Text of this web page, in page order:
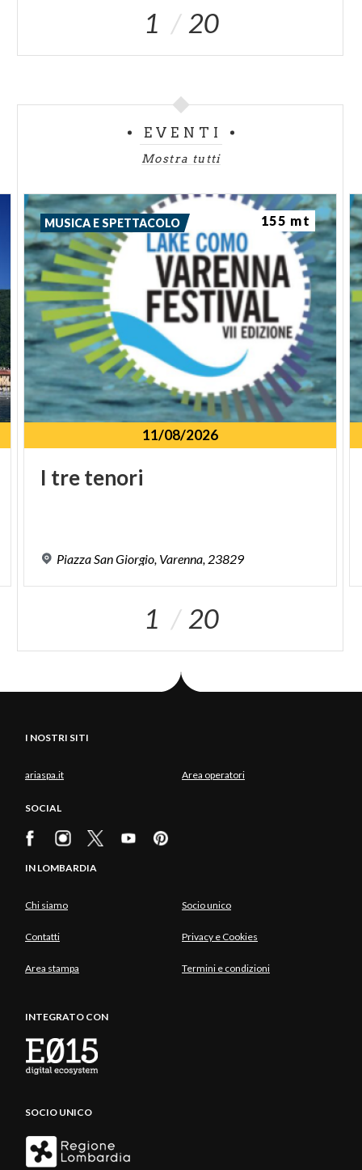
1 20
EVENTI
Mostra tutti
11/08/2026
I tretenori
PiazzaSanGiorgio, Varenna, 23829
MUSICA E SPETTACOLO 155 mt
1 20
I NOSTRI SITI
ariaspa.it Area operatori
SOCIAL
IN LOMBARDIA
Chi siamo Socio unico
Contatti Privacy e Cookies
Area stampa Termini e condizioni
INTEGRATO CON
SOCIO UNICO